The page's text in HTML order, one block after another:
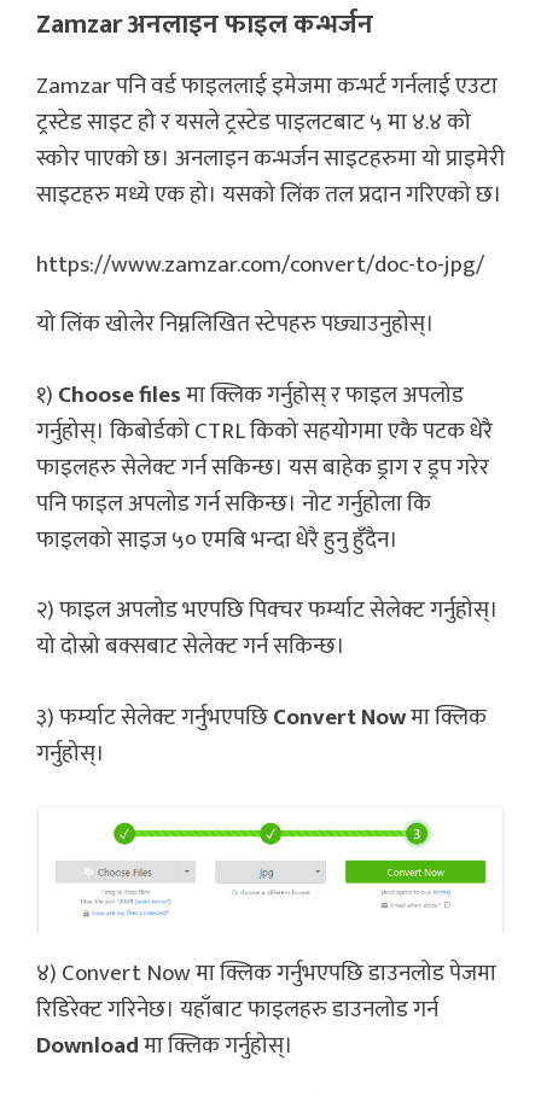
Zamzar अनलाइन फाइल कन्भर्जन
Zamzar पनि वर्ड फाइललाई इमेजमा कन्भर्ट गर्नलाई एउटा
ट्रस्टेड साइट हो र यसले ट्रस्टेड पाइलटबाट ५ मा ४.४ को
स्कोर पाएको छ। अनलाइन कन्भर्जन साइटहरुमा यो प्राइमेरी
साइटहरु मध्ये एक हो। यसको लिंक तल प्रदान गरिएको छ।
https://www.zamzar.com/convert/doc-to-jpg/
यो लिंक खोलेर निम्नलिखित स्टेपहरु पछ्याउनुहोस्।
१)Choose filesमा क्लिक गर्नुहोस् र फाइल अपलोड
गर्नुहोस्। किबोर्डको CTRL किको सहयोगमा एकै पटक धेरै
फाइलहरु सेलेक्ट गर्न सकिन्छ। यस बाहेक ड्राग र ड्रप गरेर
पनि फाइल अपलोड गर्न सकिन्छ। नोट गर्नुहोला कि
फाइलको साइज ५० एमबि भन्दा धेरै हुनु हुँदैन।
२) फाइल अपलोड भएपछि पिक्चर फर्म्याट सेलेक्ट गर्नुहोस्।
यो दोस्रो बक्सबाट सेलेक्ट गर्न सकिन्छ।
३) फर्म्याट सेलेक्ट गर्नुभएपछिConvert Nowमा क्लिक
गर्नुहोस्।
४) Convert Now मा क्लिक गर्नुभएपछि डाउनलोड पेजमा
रिडिरेक्ट गरिनेछ। यहाँबाट फाइलहरु डाउनलोड गर्न
Downloadमा क्लिक गर्नुहोस्।